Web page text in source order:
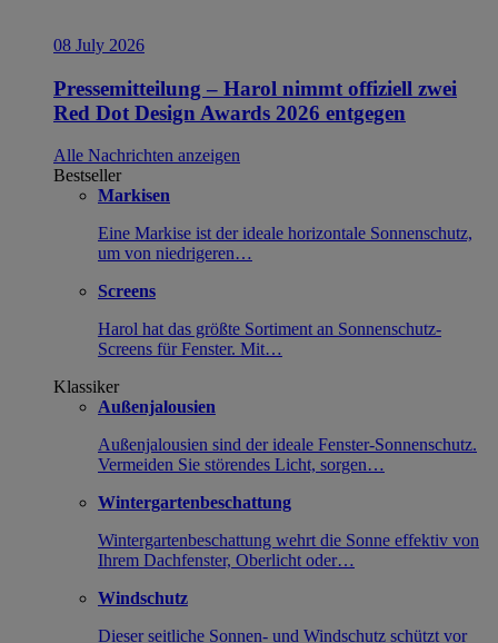
08 July 2026
Pressemitteilung – Harol nimmt offiziell zwei
Red Dot Design Awards 2026 entgegen
Alle Nachrichten anzeigen
Bestseller
Markisen
Eine Markise ist der ideale horizontale Sonnenschutz,
um von niedrigeren…
Screens
Harol hat das größte Sortiment an Sonnenschutz-
Screens für Fenster. Mit…
Klassiker
Außenjalousien
Außenjalousien sind der ideale Fenster-Sonnenschutz.
Vermeiden Sie störendes Licht, sorgen…
Wintergartenbeschattung
Wintergartenbeschattung wehrt die Sonne effektiv von
Ihrem Dachfenster, Oberlicht oder…
Windschutz
Dieser seitliche Sonnen- und Windschutz schützt vor